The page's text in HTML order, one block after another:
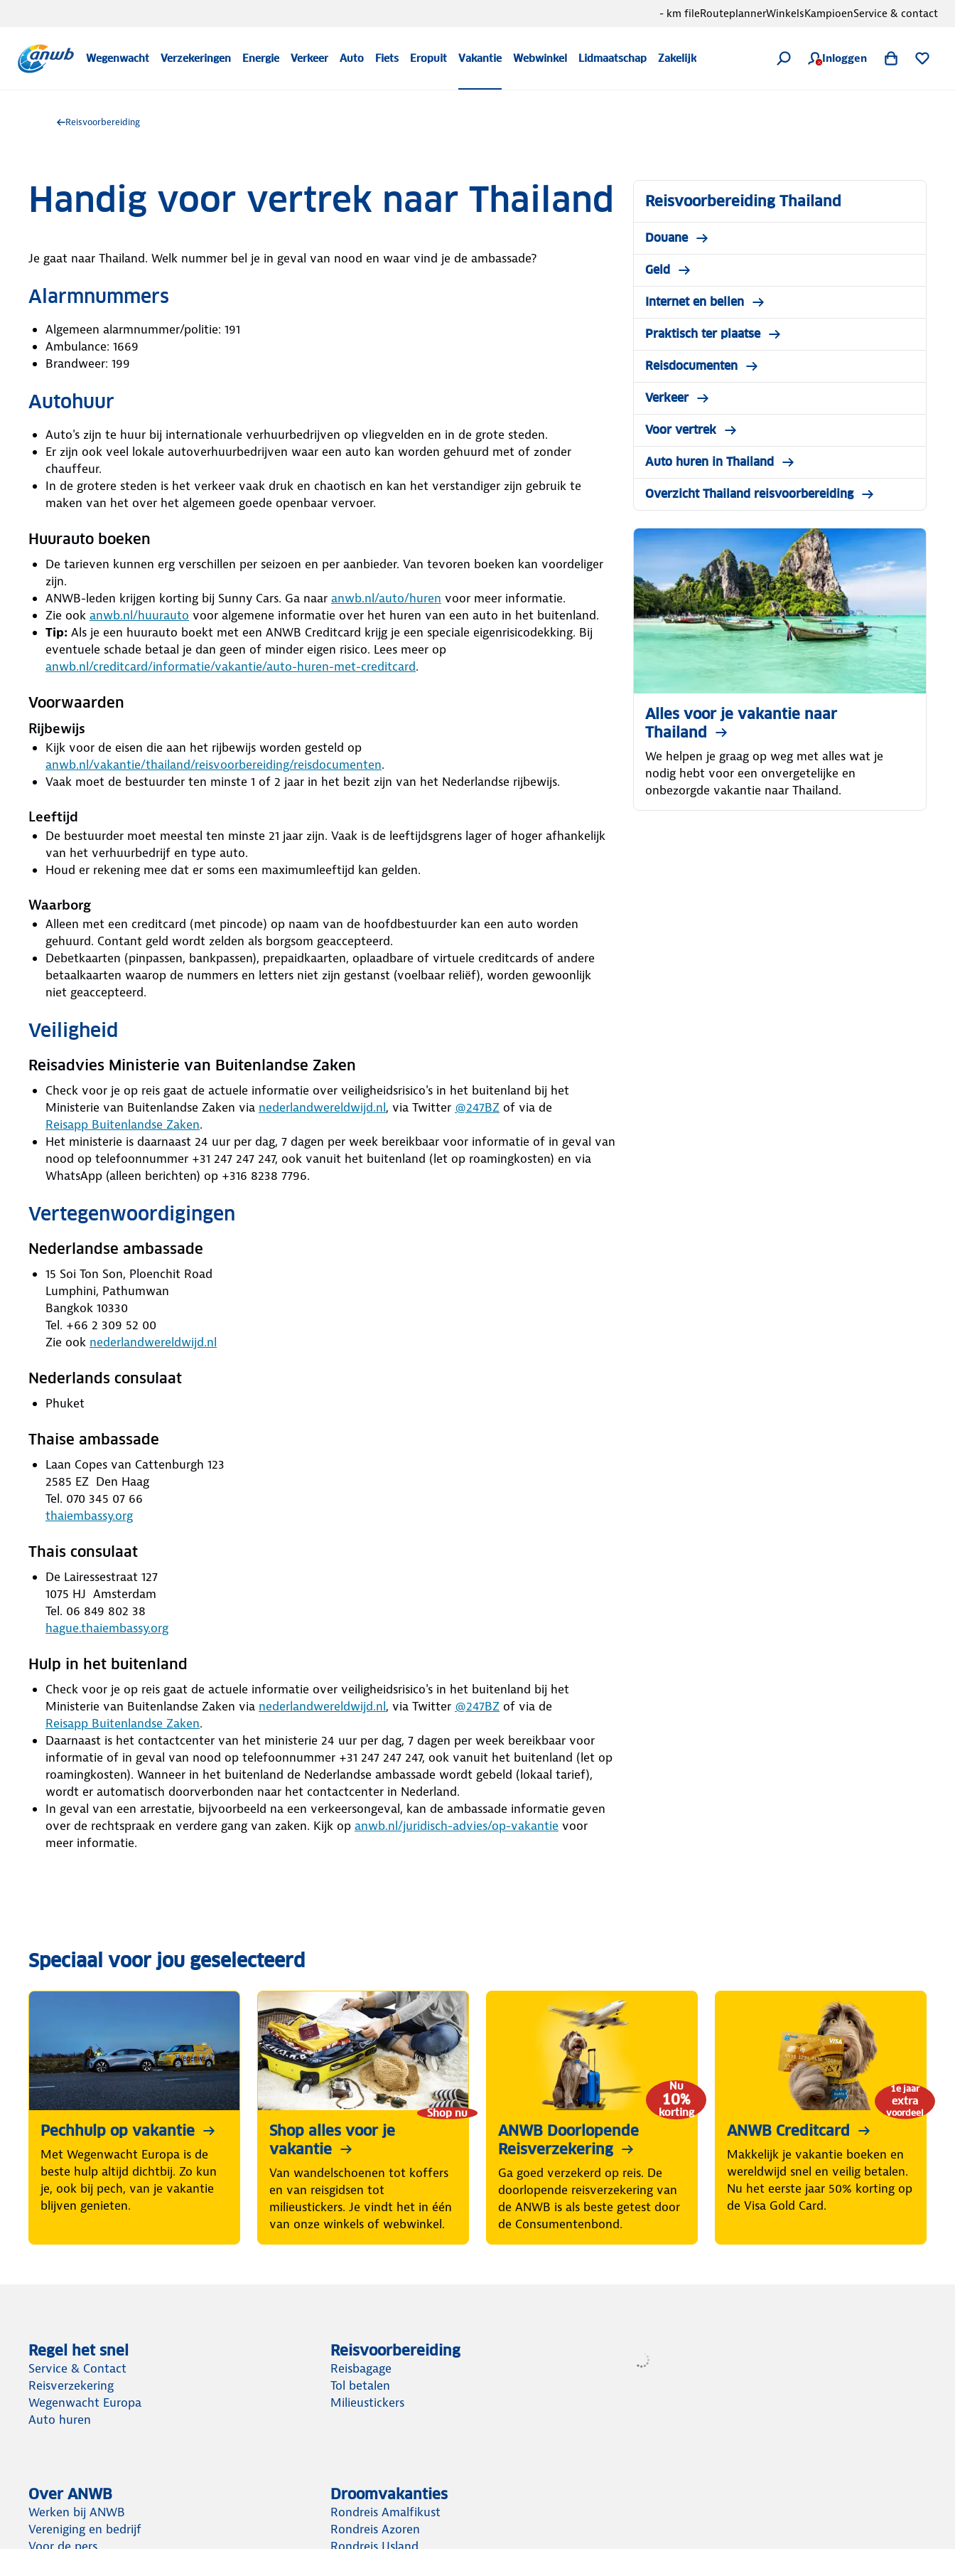
Wegenwacht Verzekeringen Energie Verkeer Auto Fiets Eropuit Vakantie Webwinkel Lidmaatschap Zakelijk Inloggen
- km fileRouteplannerWinkelsKampioenService & contact
Reisvoorbereiding
Handig voor vertrek naar Thailand
Je gaat naar Thailand. Welk nummer bel je in geval van nood en waar vind je de ambassade?
Alarmnummers
Algemeen alarmnummer/politie: 191
Ambulance: 1669
Brandweer: 199
Autohuur
Auto's zijn te huur bij internationale verhuurbedrijven op vliegvelden en in de grote steden.
Er zijn ook veel lokale autoverhuurbedrijven waar een auto kan worden gehuurd met of zonder
chauffeur.
In de grotere steden is het verkeer vaak druk en chaotisch en kan het verstandiger zijn gebruik te
maken van het over het algemeen goede openbaar vervoer.
Huurauto boeken
De tarieven kunnen erg verschillen per seizoen en per aanbieder. Van tevoren boeken kan voordeliger
zijn.
ANWB-leden krijgen korting bij Sunny Cars. Ga naar anwb.nl/auto/huren voor meer informatie.
Zie ook anwb.nl/huurauto voor algemene informatie over het huren van een auto in het buitenland.
Tip: Als je een huurauto boekt met een ANWB Creditcard krijg je een speciale eigenrisicodekking. Bij
eventuele schade betaal je dan geen of minder eigen risico. Lees meer op
anwb.nl/creditcard/informatie/vakantie/auto-huren-met-creditcard.
Voorwaarden
Rijbewijs
Kijk voor de eisen die aan het rijbewijs worden gesteld op
anwb.nl/vakantie/thailand/reisvoorbereiding/reisdocumenten.
Vaak moet de bestuurder ten minste 1 of 2 jaar in het bezit zijn van het Nederlandse rijbewijs.
Leeftijd
De bestuurder moet meestal ten minste 21 jaar zijn. Vaak is de leeftijdsgrens lager of hoger afhankelijk
van het verhuurbedrijf en type auto.
Houd er rekening mee dat er soms een maximumleeftijd kan gelden.
Waarborg
Alleen met een creditcard (met pincode) op naam van de hoofdbestuurder kan een auto worden
gehuurd. Contant geld wordt zelden als borgsom geaccepteerd.
Debetkaarten (pinpassen, bankpassen), prepaidkaarten, oplaadbare of virtuele creditcards of andere
betaalkaarten waarop de nummers en letters niet zijn gestanst (voelbaar reliëf), worden gewoonlijk
niet geaccepteerd.
Veiligheid
Reisadvies Ministerie van Buitenlandse Zaken
Check voor je op reis gaat de actuele informatie over veiligheidsrisico's in het buitenland bij het
Ministerie van Buitenlandse Zaken via nederlandwereldwijd.nl, via Twitter @247BZ of via de
Reisapp Buitenlandse Zaken.
Het ministerie is daarnaast 24 uur per dag, 7 dagen per week bereikbaar voor informatie of in geval van
nood op telefoonnummer +31 247 247 247, ook vanuit het buitenland (let op roamingkosten) en via
WhatsApp (alleen berichten) op +316 8238 7796.
Vertegenwoordigingen
Nederlandse ambassade
15 Soi Ton Son, Ploenchit Road
Lumphini, Pathumwan
Bangkok 10330
Tel. +66 2 309 52 00
Zie ook nederlandwereldwijd.nl
Nederlands consulaat
Phuket
Thaise ambassade
Laan Copes van Cattenburgh 123
2585 EZ Den Haag
Tel. 070 345 07 66
thaiembassy.org
Thais consulaat
De Lairessestraat 127
1075 HJ Amsterdam
Tel. 06 849 802 38
hague.thaiembassy.org
Hulp in het buitenland
Check voor je op reis gaat de actuele informatie over veiligheidsrisico's in het buitenland bij het
Ministerie van Buitenlandse Zaken via nederlandwereldwijd.nl, via Twitter @247BZ of via de
Reisapp Buitenlandse Zaken.
Daarnaast is het contactcenter van het ministerie 24 uur per dag, 7 dagen per week bereikbaar voor
informatie of in geval van nood op telefoonnummer +31 247 247 247, ook vanuit het buitenland (let op
roamingkosten). Wanneer in het buitenland de Nederlandse ambassade wordt gebeld (lokaal tarief),
wordt er automatisch doorverbonden naar het contactcenter in Nederland.
In geval van een arrestatie, bijvoorbeeld na een verkeersongeval, kan de ambassade informatie geven
over de rechtspraak en verdere gang van zaken. Kijk op anwb.nl/juridisch-advies/op-vakantie voor
meer informatie.
Reisvoorbereiding Thailand
Douane
Geld
Internet en bellen
Praktisch ter plaatse
Reisdocumenten
Verkeer
Voor vertrek
Auto huren in Thailand
Overzicht Thailand reisvoorbereiding
Alles voor je vakantie naar
Thailand
We helpen je graag op weg met alles wat je
nodig hebt voor een onvergetelijke en
onbezorgde vakantie naar Thailand.
Speciaal voor jou geselecteerd
Pechhulp op vakantie
Met Wegenwacht Europa is de
beste hulp altijd dichtbij. Zo kun
je, ook bij pech, van je vakantie
blijven genieten.
Shop nu
Shop alles voor je
vakantie
Van wandelschoenen tot koffers
en van reisgidsen tot
milieustickers. Je vindt het in één
van onze winkels of webwinkel.
Nu
10%
korting
ANWB Doorlopende
Reisverzekering
Ga goed verzekerd op reis. De
doorlopende reisverzekering van
de ANWB is als beste getest door
de Consumentenbond.
1e jaar
extra
voordeel
ANWB Creditcard
Makkelijk je vakantie boeken en
wereldwijd snel en veilig betalen.
Nu het eerste jaar 50% korting op
de Visa Gold Card.
Regel het snel
Service & Contact
Reisverzekering
Wegenwacht Europa
Auto huren
Reisvoorbereiding
Reisbagage
Tol betalen
Milieustickers
Over ANWB
Werken bij ANWB
Vereniging en bedrijf
Droomvakanties
Rondreis Amalfikust
Rondreis Azoren